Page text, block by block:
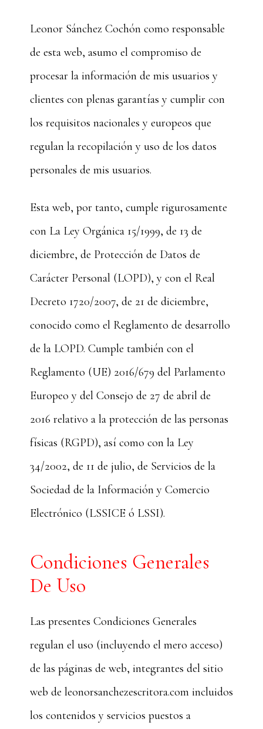
Leonor Sánchez Cochón como responsable
de esta web, asumo el compromiso de
procesar la información de mis usuarios y
clientes con plenas garantías y cumplir con
los requisitos nacionales y europeos que
regulan la recopilación y uso de los datos
personales de mis usuarios.
Esta web, por tanto, cumple rigurosamente
con La Ley Orgánica 15/1999, de 13 de
diciembre, de Protección de Datos de
Carácter Personal (LOPD), y con el Real
Decreto 1720/2007, de 21 de diciembre,
conocido como el Reglamento de desarrollo
de la LOPD. Cumple también con el
Reglamento (UE) 2016/679 del Parlamento
Europeo y del Consejo de 27 de abril de
2016 relativo a la protección de las personas
físicas (RGPD), así como con la Ley
34/2002, de 11 de julio, de Servicios de la
Sociedad de la Información y Comercio
Electrónico (LSSICE ó LSSI).
Condiciones Generales
De Uso
Las presentes Condiciones Generales
regulan el uso (incluyendo el mero acceso)
de las páginas de web, integrantes del sitio
web de leonorsanchezescritora.com incluidos
los contenidos y servicios puestos a